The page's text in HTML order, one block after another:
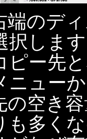
のデ
択しま
ピー先
ニュー
の空き
も多く